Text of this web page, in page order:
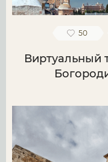
50
Виртуальный